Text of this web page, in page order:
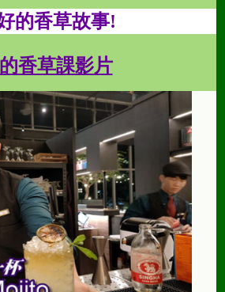
的香草故事!
香草課影片